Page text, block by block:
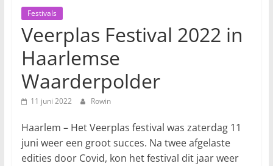
Festivals
Veerplas Festival 2022 in
Haarlemse
Waarderpolder
11 juni 2022 Rowin
Haarlem – Het Veerplas festival was zaterdag 11
juni weer een groot succes. Na twee afgelaste
edities door Covid, kon het festival dit jaar weer